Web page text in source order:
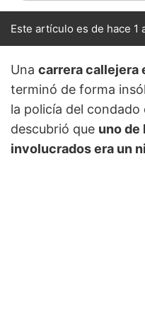
Este artículo es de hace 1
Una carrera callejera
terminó de forma
la policía del condado
descubrió que uno
involucrados era un